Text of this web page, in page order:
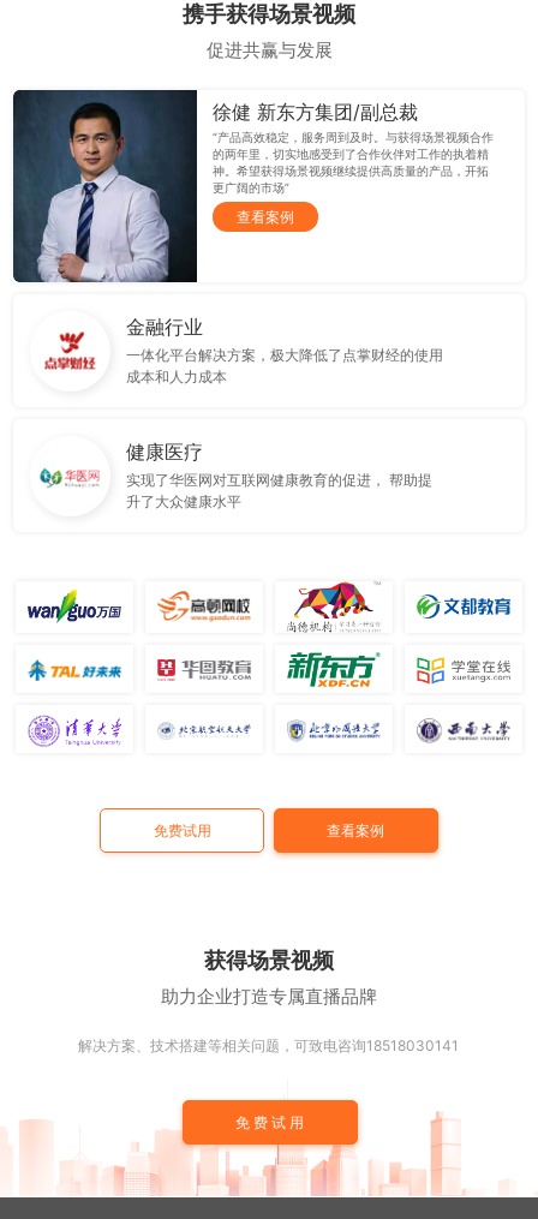
携手获得场景视频
促进共赢与发展
徐健 新东方集团/副总裁
“产品高效稳定，服务周到及时。与获得场景视频合作
的两年里，切实地感受到了合作伙伴对工作的执着精
神。希望获得场景视频继续提供高质量的产品，开拓
更广阔的市场”
查看案例
金融行业
一体化平台解决方案，极大降低了点掌财经的使用
成本和人力成本
健康医疗
实现了华医网对互联网健康教育的促进， 帮助提
升了大众健康水平
免费试用 查看案例
获得场景视频
助力企业打造专属直播品牌
解决方案、技术搭建等相关问题，可致电咨询18518030141
免费试用